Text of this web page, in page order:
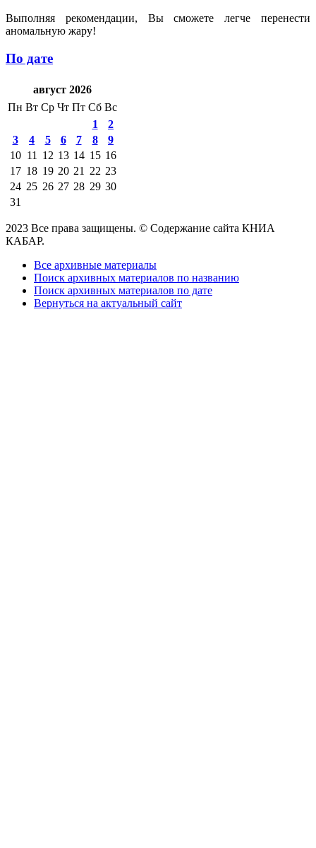
Выполняя рекомендации, Вы сможете легче перенести
аномальную жару!
По дате
август 2026
Пн Вт Ср Чт Пт Сб Вс
1
2
3
4 5 6 7 8
9
10 11 12 13 14 15 16
17 18 19 20 21 22 23
24 25 26 27 28 29 30
31
2023 Все права защищены. © Содержание сайта КНИА
КАБАР.
Все архивные материалы
Поиск архивных материалов по названию
Поиск архивных материалов по дате
Вернуться на актуальный сайт